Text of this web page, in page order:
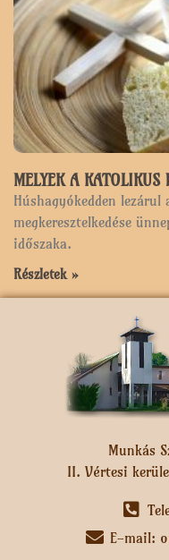
MELYEK A
Húshagyókedden lezárul
megkeresztelkedése
időszaka.
Részletek »
Munkás
II. Vértesi
E-mail: